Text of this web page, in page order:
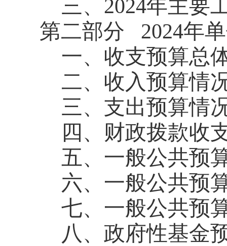
三、2024年主要
第二部分
2024年
一、收支预算总
二、收入预算情
三、支出预算情
四、财政拨款收
五、一般公共预
六、一般公共预
七、一般公共预
八、政府性基金